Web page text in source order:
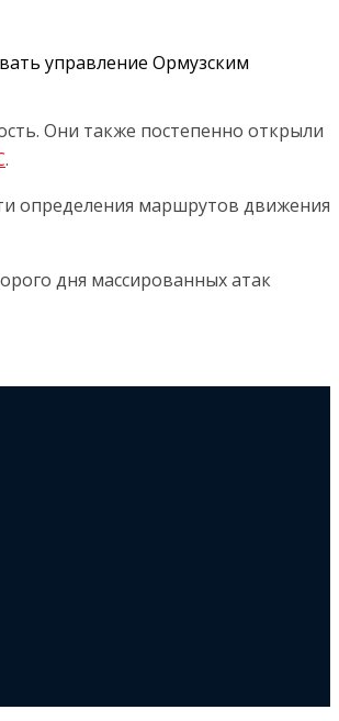
управление Ормузским
Они также постепенно открыли
.
определения маршрутов движения
дня массированных атак